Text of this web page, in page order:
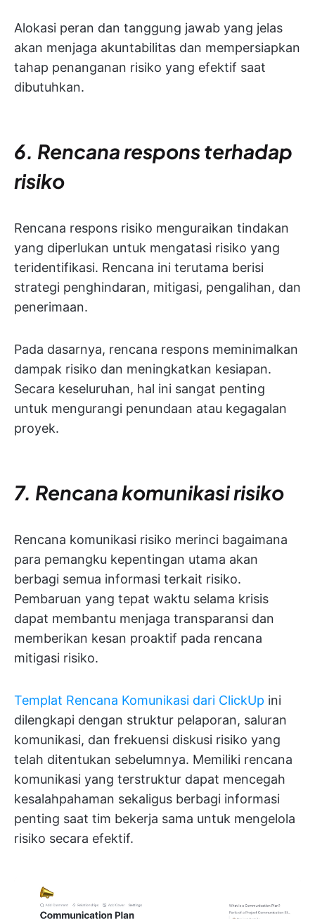
Alokasi peran dan tanggung jawab yang jelas
akan menjaga akuntabilitas dan mempersiapkan
tahap penanganan risiko yang efektif saat
dibutuhkan.
6. Rencana respons terhadap
risiko
Rencana respons risiko menguraikan tindakan
yang diperlukan untuk mengatasi risiko yang
teridentifikasi. Rencana ini terutama berisi
strategi penghindaran, mitigasi, pengalihan, dan
penerimaan.
Pada dasarnya, rencana respons meminimalkan
dampak risiko dan meningkatkan kesiapan.
Secara keseluruhan, hal ini sangat penting
untuk mengurangi penundaan atau kegagalan
proyek.
7. Rencana komunikasi risiko
Rencana komunikasi risiko merinci bagaimana
para pemangku kepentingan utama akan
berbagi semua informasi terkait risiko.
Pembaruan yang tepat waktu selama krisis
dapat membantu menjaga transparansi dan
memberikan kesan proaktif pada rencana
mitigasi risiko.
Templat Rencana Komunikasi dari ClickUp ini
dilengkapi dengan struktur pelaporan, saluran
komunikasi, dan frekuensi diskusi risiko yang
telah ditentukan sebelumnya. Memiliki rencana
komunikasi yang terstruktur dapat mencegah
kesalahpahaman sekaligus berbagi informasi
penting saat tim bekerja sama untuk mengelola
risiko secara efektif.